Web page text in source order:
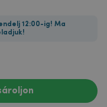
12:00-ig! Ma